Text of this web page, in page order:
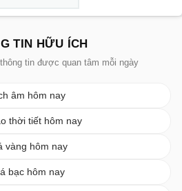
TIN HỮU ÍCH
tin được quan tâm mỗi ngày
âm hôm nay
thời tiết hôm nay
vàng hôm nay
bạc hôm nay